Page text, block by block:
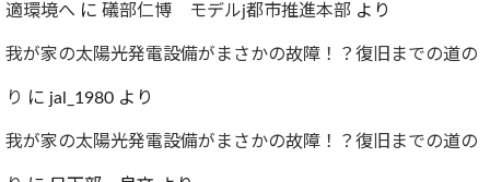
適環境へ に 礒部仁博 モデルj都市推進本部 より
我が家の太陽光発電設備がまさかの故障！？復旧までの道の
り に jal_1980 より
我が家の太陽光発電設備がまさかの故障！？復旧までの道の